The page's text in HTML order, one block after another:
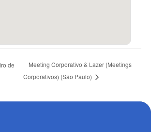
de
Meeting Corporativo & Lazer (Meetings
Corporativos) (São Paulo)